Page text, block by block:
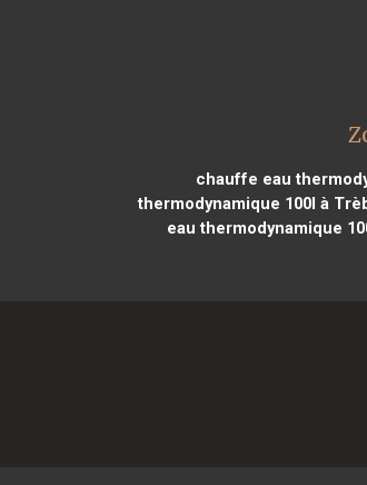
chauffe eau
thermodynamique 100l à
eau thermodynamique